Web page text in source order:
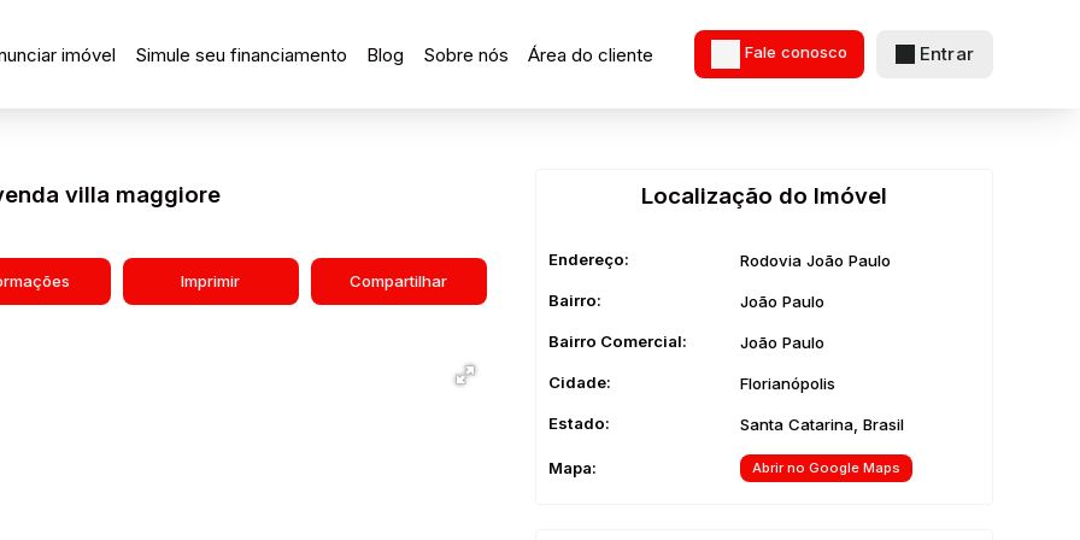
Entrar
Fale conosco
Área do cliente
Sobre nós
Blog
Simule seu financiamento
imóvel
villa maggiore
Imprimir Compartilhar
Localização do Imóvel
Endereço: Rodovia João Paulo
Bairro: João Paulo
Bairro Comercial: João Paulo
Cidade: Florianópolis
Estado: Santa Catarina, Brasil
Mapa: Abrir no Google Maps